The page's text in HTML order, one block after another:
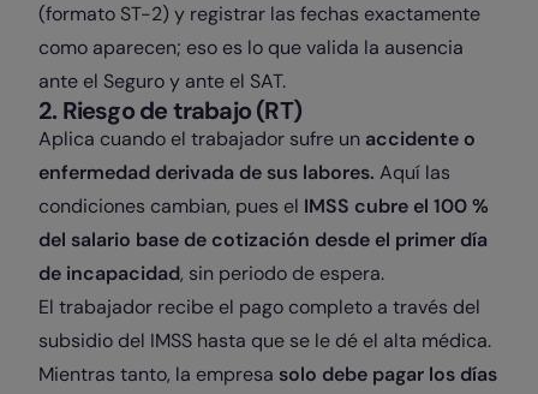
(formato ST-2) y registrar las fechas exactamente
como aparecen; eso es lo que valida la ausencia
ante el Seguro y ante el SAT.
2. Riesgo de trabajo (RT)
Aplica cuando el trabajador sufre un accidente o
enfermedad derivada de sus labores. Aquí las
condiciones cambian, pues el IMSS cubre el 100 %
del salario base de cotización desde el primer día
de incapacidad, sin periodo de espera.
El trabajador recibe el pago completo a través del
subsidio del IMSS hasta que se le dé el alta médica.
Mientras tanto, la empresa solo debe pagar los días